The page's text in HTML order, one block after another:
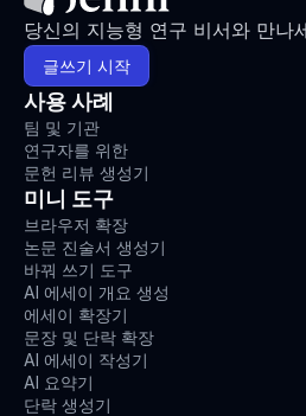
당신의 지능형 연구 비서와 만나
글쓰기 시작
사용 사례
팀 및 기관
연구자를 위한
문헌 리뷰 생성기
미니 도구
브라우저 확장
논문 진술서 생성기
바꿔 쓰기 도구
AI 에세이 개요 생성
에세이 확장기
문장 및 단락 확장
AI 에세이 작성기
AI 요약기
단락 생성기